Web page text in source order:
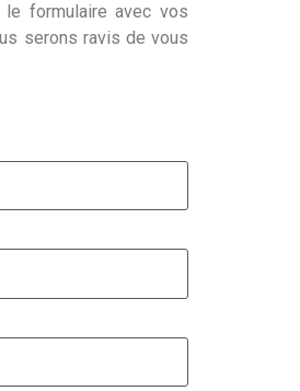
formulaire avec vos
serons ravis de vous